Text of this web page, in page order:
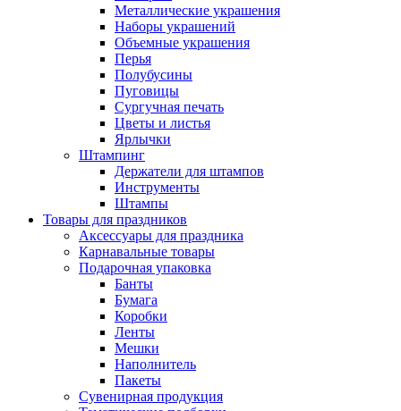
Металлические украшения
Наборы украшений
Объемные украшения
Перья
Полубусины
Пуговицы
Сургучная печать
Цветы и листья
Ярлычки
Штампинг
Держатели для штампов
Инструменты
Штампы
Товары для праздников
Аксессуары для праздника
Карнавальные товары
Подарочная упаковка
Банты
Бумага
Коробки
Ленты
Мешки
Наполнитель
Пакеты
Сувенирная продукция